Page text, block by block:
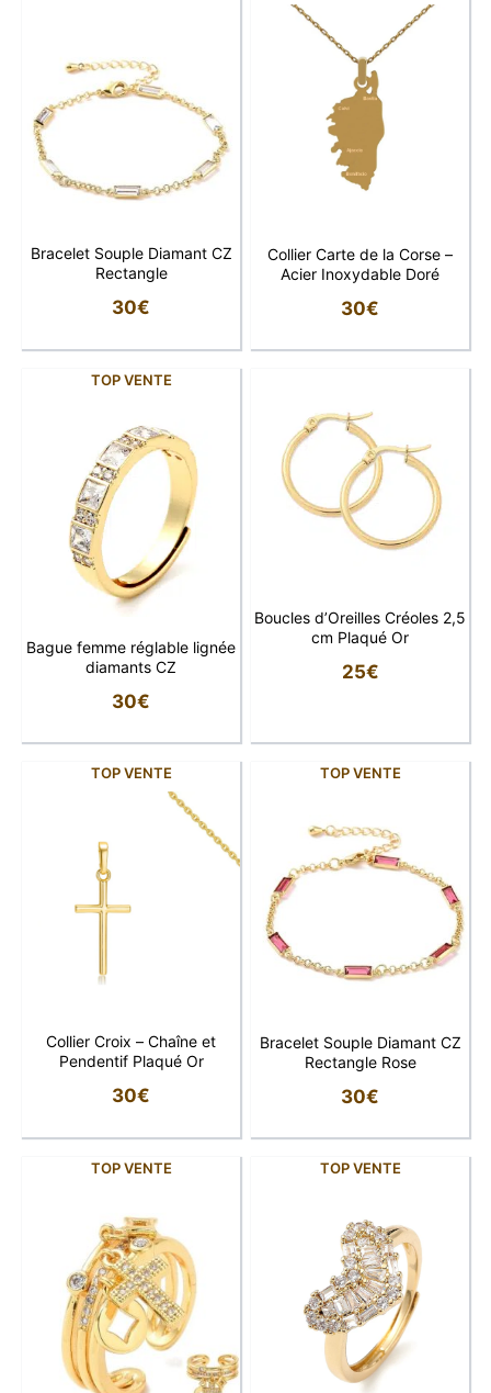
Bracelet Souple Diamant CZ
Rectangle
30€
Collier Carte de la Corse –
Acier Inoxydable Doré
30€
TOP VENTE
Bague femme réglable lignée
diamants CZ
30€
Boucles d’Oreilles Créoles 2,5
cm Plaqué Or
25€
TOP VENTE
Collier Croix – Chaîne et
Pendentif Plaqué Or
30€
TOP VENTE
Bracelet Souple Diamant CZ
Rectangle Rose
30€
TOP VENTE TOP VENTE